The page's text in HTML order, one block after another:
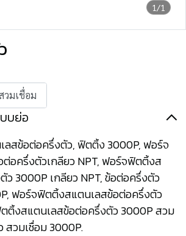
1/1
วมเชื่อม
บย่อ
สข้อต่อครึ่งตัว, ฟิตติ้ง 3000P, ฟอร์จ
อครึ่งตัวเกลียว NPT, ฟอร์จฟิตติ้งส
ว 3000P เกลียว NPT, ข้อต่อครึ่งตัว
ฟอร์จฟิตติ้งสแตนเลสข้อต่อครึ่งตัว
ติ้งสแตนเลสข้อต่อครึ่งตัว 3000P สวม
สวมเชื่อม 3000P.